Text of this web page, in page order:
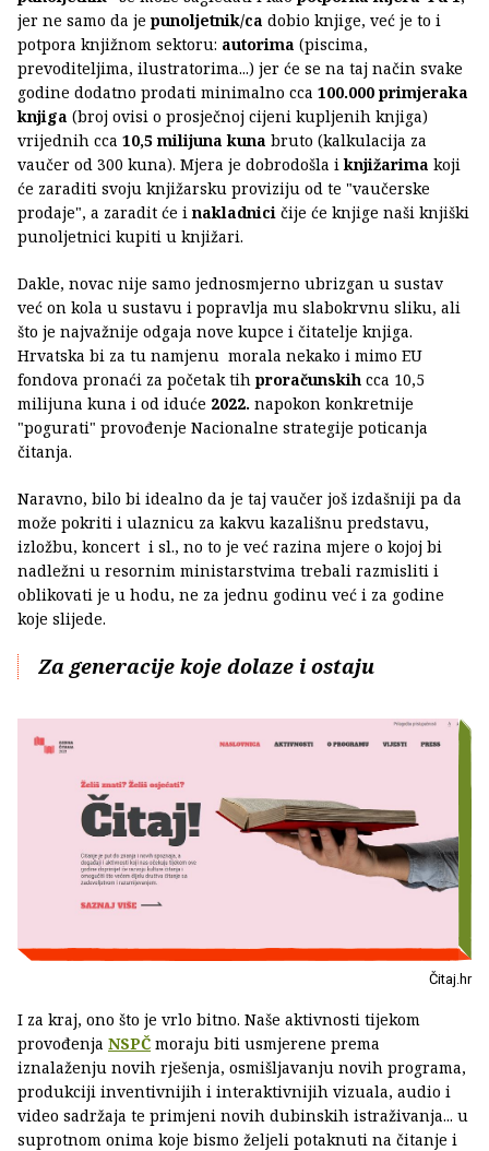
jer ne samo da je punoljetnik/ca dobio knjige, već je to i
potpora knjižnom sektoru: autorima (piscima,
prevoditeljima, ilustratorima...) jer će se na taj način svake
godine dodatno prodati minimalno cca 100.000 primjeraka
knjiga (broj ovisi o prosječnoj cijeni kupljenih knjiga)
vrijednih cca 10,5 milijuna kuna bruto (kalkulacija za
vaučer od 300 kuna). Mjera je dobrodošla iknjižarima koji
će zaraditi svoju knjižarsku proviziju od te "vaučerske
prodaje", a zaradit će inakladnici čije će knjige naši knjiški
punoljetnici kupiti u knjižari.
Dakle, novac nije samo jednosmjerno ubrizgan u sustav
već on kola u sustavu i popravlja mu slabokrvnu sliku, ali
što je najvažnije odgaja nove kupce i čitatelje knjiga.
Hrvatska bi za tu namjenu morala nekako i mimo EU
fondova pronaći za početak tih proračunskih cca 10,5
milijuna kuna i od iduće 2022. napokon konkretnije
"pogurati" provođenje Nacionalne strategije poticanja
čitanja.
Naravno, bilo bi idealno da je taj vaučer još izdašniji pa da
može pokriti i ulaznicu za kakvu kazališnu predstavu,
izložbu, koncert i sl., no to je već razina mjere o kojoj bi
nadležni u resornim ministarstvima trebali razmisliti i
oblikovati je u hodu, ne za jednu godinu već i za godine
koje slijede.
Za generacije koje dolaze i ostaju
Čitaj.hr
I za kraj, ono što je vrlo bitno. Naše aktivnosti tijekom
provođenja NSPČ moraju biti usmjerene prema
iznalaženju novih rješenja, osmišljavanju novih programa,
produkciji inventivnijih i interaktivnijih vizuala, audio i
video sadržaja te primjeni novih dubinskih istraživanja... u
suprotnom onima koje bismo željeli potaknuti na čitanje i